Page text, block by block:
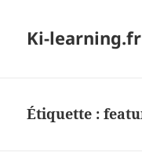
Ki-
Étiquette :